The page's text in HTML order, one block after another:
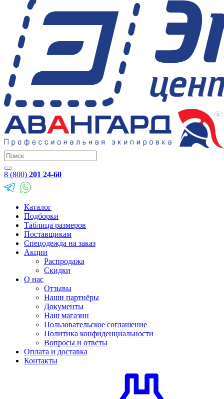
8 (800) 201 24-60
Каталог
Подборки
Таблица размеров
Поставщикам
Спецодежда на заказ
Акции
Распродажа
Скидки
О нас
Отзывы
Наши партнёры
Документы
Наш магазин
Пользовательское соглашение
Политика конфиденциальности
Вопросы и ответы
Оплата и доставка
Контакты